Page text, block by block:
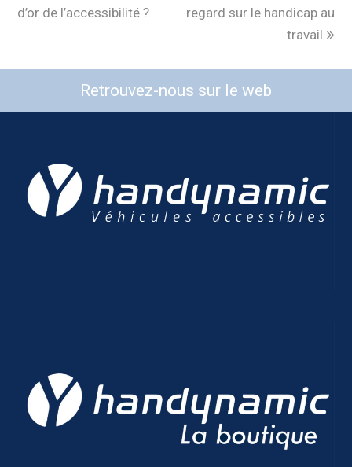
d’or de l’accessibilité ?
regard sur le handicap au
travail
Retrouvez-nous sur le web